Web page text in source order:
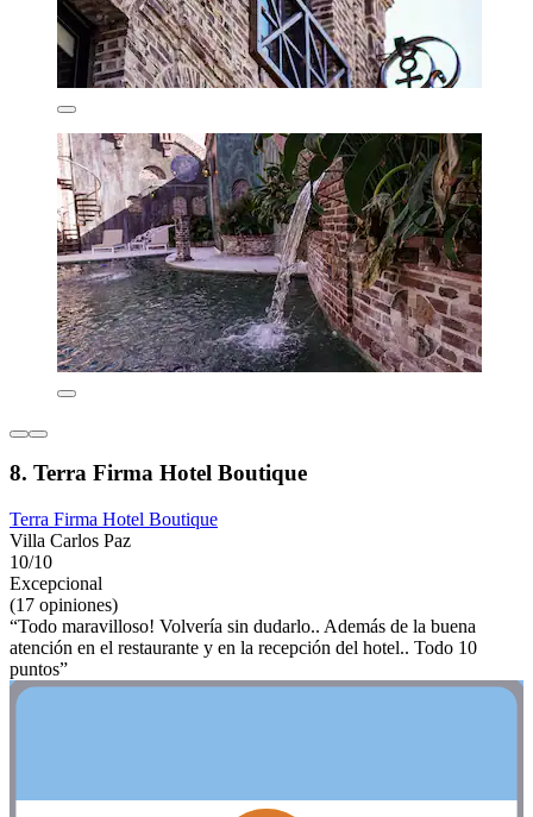
8. Terra Firma Hotel Boutique
Terra Firma Hotel Boutique
Villa Carlos Paz
10/10
Excepcional
(17 opiniones)
“Todo maravilloso! Volvería sin dudarlo.. Además de la buena
atención en el restaurante y en la recepción del hotel.. Todo 10
puntos”